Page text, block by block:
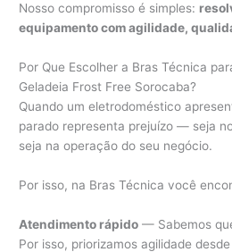
Nosso compromisso é simples:
equipamento com agilidade,
Por Que Escolher a Bras Técnica
Geladeia Frost Free Sorocaba?
Quando um eletrodoméstico
parado representa prejuízo — seja
seja na operação do seu negócio.
Por isso, na Bras Técnica você
Atendimento rápido — Sabemos
Por isso, priorizamos agilidade